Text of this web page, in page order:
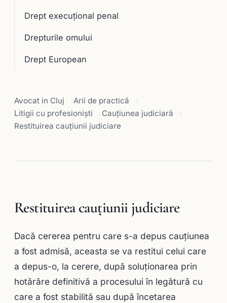
Drept execuţional penal
Drepturile omului
Drept European
Avocat in Cluj
Arii de practică
Litigii cu profesioniști
Cauţiunea judiciară
Restituirea cauţiunii judiciare
Restituirea cauţiunii judiciare
Dacă cererea pentru care s-a depus cauţiunea
a fost admisă, aceasta se va restitui celui care
a depus-o, la cerere, după soluţionarea prin
hotărâre definitivă a procesului în legătură cu
care a fost stabilită sau după încetarea